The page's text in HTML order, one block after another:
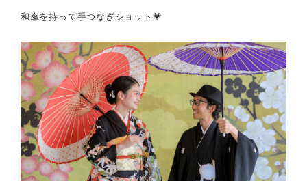
和傘を持って手つなぎショット💗